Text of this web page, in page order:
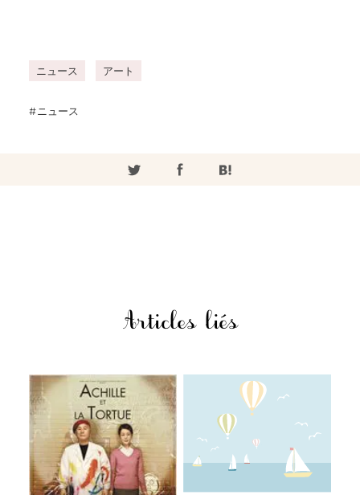
ニュース アート
ニュース
Articles liés